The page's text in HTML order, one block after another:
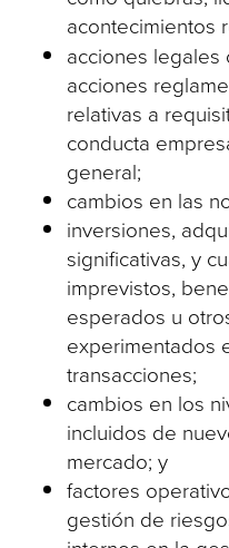
acontecimientos
acciones legales
acciones
relativas a
conducta
general;
cambios en las
inversiones,
significativas, y
imprevistos,
esperados u
experimentados
transacciones;
cambios en los
incluidos de
mercado; y
factores
gestión de